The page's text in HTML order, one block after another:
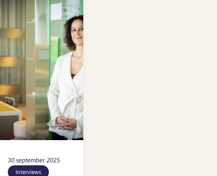
2026 vastgesteld
op 0,1% van het
brutoloon. Dit is
gelijk aan het
percentage van
2025. Stichting
PAWW voert
namens de sociale
partners de
regeling* uit die
een aanvullende
uitkering biedt…
30 september 2025
Interviews